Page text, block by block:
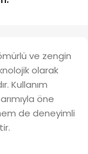
ve zengin
olarak
Kullanım
öne
de deneyimli